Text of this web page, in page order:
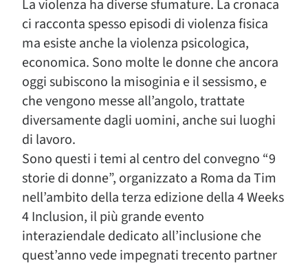
La violenza ha diverse sfumature. La cronaca
ci racconta spesso episodi di violenza fisica
ma esiste anche la violenza psicologica,
economica. Sono molte le donne che ancora
oggi subiscono la misoginia e il sessismo, e
che vengono messe all’angolo, trattate
diversamente dagli uomini, anche sui luoghi
di lavoro.
Sono questi i temi al centro del convegno “9
storie di donne”, organizzato a Roma da Tim
nell’ambito della terza edizione della 4 Weeks
4 Inclusion, il più grande evento
interaziendale dedicato all’inclusione che
quest’anno vede impegnati trecento partner